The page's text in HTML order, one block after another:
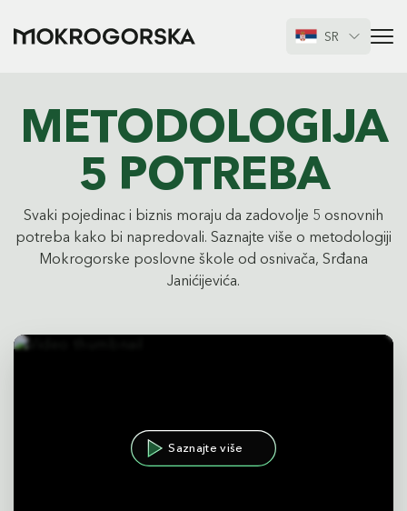
SR
METODOLOGIJA
5 POTREBA
Svaki pojedinac i biznis moraju da zadovolje 5 osnovnih
potreba kako bi napredovali. Saznajte više o metodologiji
Mokrogorske poslovne škole od osnivača, Srđana
Janićijevića.
Saznajte više